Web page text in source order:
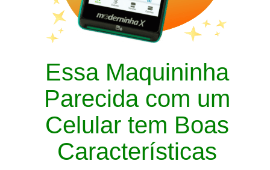
Essa Maquininha
Parecida com um
Celular tem Boas
Características